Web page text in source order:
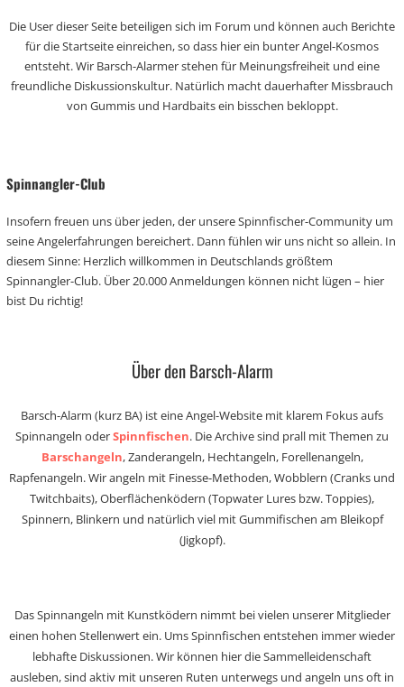
Die User dieser Seite beteiligen sich im Forum und können auch Berichte
für die Startseite einreichen, so dass hier ein bunter Angel-Kosmos
entsteht. Wir Barsch-Alarmer stehen für Meinungsfreiheit und eine
freundliche Diskussionskultur. Natürlich macht dauerhafter Missbrauch
von Gummis und Hardbaits ein bisschen bekloppt.
Spinnangler-Club
Insofern freuen uns über jeden, der unsere Spinnfischer-Community um
seine Angelerfahrungen bereichert. Dann fühlen wir uns nicht so allein. In
diesem Sinne: Herzlich willkommen in Deutschlands größtem
Spinnangler-Club. Über 20.000 Anmeldungen können nicht lügen – hier
bist Du richtig!
Über den Barsch-Alarm
Barsch-Alarm (kurz BA) ist eine Angel-Website mit klarem Fokus aufs
Spinnangeln oderSpinnfischen. Die Archive sind prall mit Themen zu
Barschangeln, Zanderangeln, Hechtangeln, Forellenangeln,
Rapfenangeln. Wir angeln mit Finesse-Methoden, Wobblern (Cranks und
Twitchbaits), Oberflächenködern (Topwater Lures bzw. Toppies),
Spinnern, Blinkern und natürlich viel mit Gummifischen am Bleikopf
(Jigkopf).
Das Spinnangeln mit Kunstködern nimmt bei vielen unserer Mitglieder
einen hohen Stellenwert ein. Ums Spinnfischen entstehen immer wieder
lebhafte Diskussionen. Wir können hier die Sammelleidenschaft
ausleben, sind aktiv mit unseren Ruten unterwegs und angeln uns oft in